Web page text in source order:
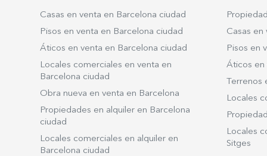
Casas en venta en Barcelona ciudad
Pisos en venta en Barcelona ciudad
Áticos en venta en Barcelona ciudad
Locales comerciales en venta en
Barcelona ciudad
Obra nueva en venta en Barcelona
Propiedades en alquiler en Barcelona
ciudad
Locales comerciales en alquiler en
Barcelona ciudad
Casas en
Pisos en
Áticos en
Terrenos
Locales
Locales
Sitges